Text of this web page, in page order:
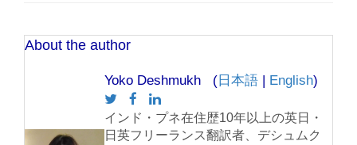
About the author
Yoko Deshmukh ( 日本語 English)
インド・プネ在住歴10年以上の英日・
日英フリーランス翻訳者、デシュムク